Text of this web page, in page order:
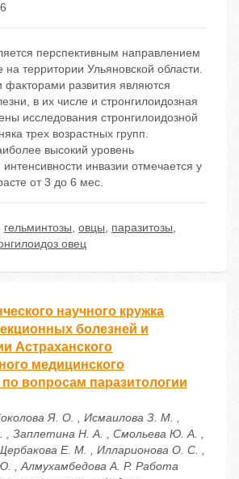
перспективным направлением
на территории Ульяновской области.
развития являются
в их числе и стронгилоидозная
исследования стронгилоидозной
трех возрастных групп.
высокий уровень
интенсивности инвазии отмечается у
от 3 до 6 мес.
гельминтозы, овцы, паразитозы,
овец
научного кружка
болезней и
Астраханского
медицинского
по вопросам паразитологии
Я. О. , Исмаилова З. М. ,
, Заплетина Н. А. , Смольева Ю. А. ,
Е. М. , Илларионова О. С. ,
, Алмухамбедова А. Р. Работа